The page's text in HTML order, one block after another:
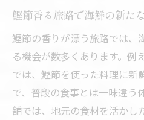
鰹節香る旅路で海鮮の新た
鰹節の香りが漂う旅路では、
る機会が数多くあります。例
では、鰹節を使った料理に新
で、普段の食事とは一味違う
舗では、地元の食材を活かし